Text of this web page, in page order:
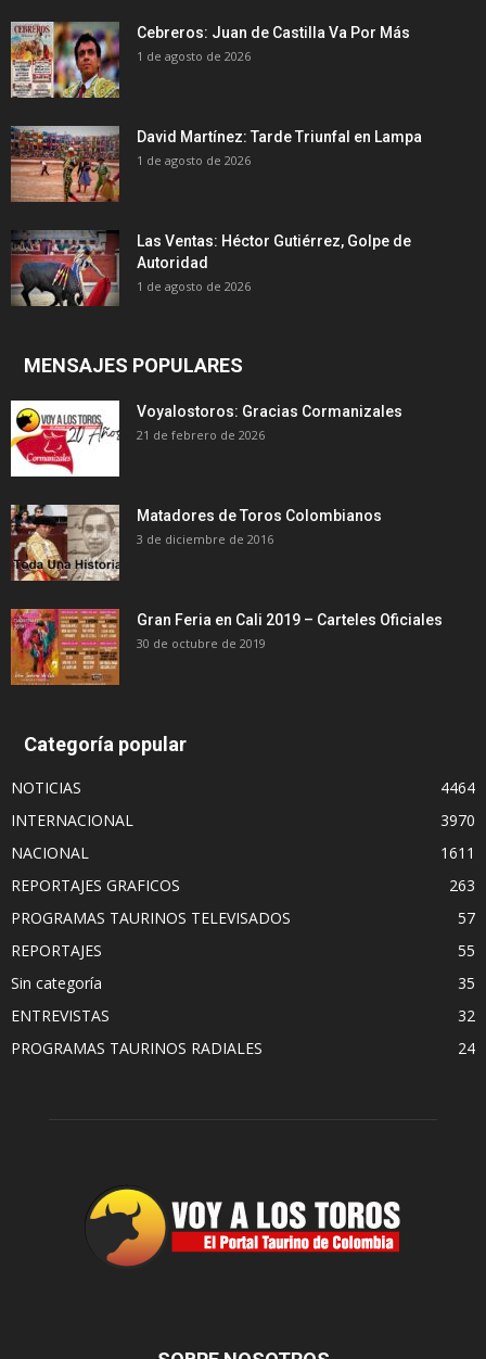
Cebreros: Juan de Castilla Va Por Más
1 de agosto de 2026
David Martínez: Tarde Triunfal en Lampa
1 de agosto de 2026
Las Ventas: Héctor Gutiérrez, Golpe de
Autoridad
1 de agosto de 2026
MENSAJES POPULARES
Voyalostoros: Gracias Cormanizales
21 de febrero de 2026
Matadores de Toros Colombianos
3 de diciembre de 2016
Gran Feria en Cali 2019 – Carteles Oficiales
30 de octubre de 2019
Categoría popular
NOTICIAS
4464
INTERNACIONAL
3970
NACIONAL
1611
REPORTAJES GRAFICOS
263
PROGRAMAS TAURINOS TELEVISADOS
57
REPORTAJES
55
Sin categoría
35
ENTREVISTAS
32
PROGRAMAS TAURINOS RADIALES
24